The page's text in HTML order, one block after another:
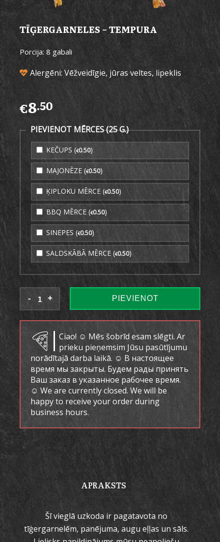
TĪĢERGARNELES – TEMPURA
Porcija: 8 gabali
Alergēni: Vēžveidīgie, jūras veltes, lipeklis
€8.50
PIEVIENOT MĒRCES (25 G.)
KEČUPS (€0.50)
MAJONĒZE (€0.50)
ĶIPLOKU MĒRCE (€0.50)
BBQ MĒRCE (€0.50)
SINEPES (€0.50)
SALDSKĀBĀ MĒRCE (€0.50)
PIEVIENOT
Ciao! ☺ Mēs šobrīd esam slēgti. Ar
prieku pieņemsim Jūsu pasūtījumu
norādītajā darba laikā. ☺ В настоящее
время мы закрыты. Будем рады принять
Ваш заказ в указанное рабочее время.
☺ We are currently closed. We will be
happy to receive your order during
business hours.
APRAKSTS
Šī vieglā uzkoda ir pagatavota no
tīģergarnelēm, panējuma, augu eļļas un sāls.